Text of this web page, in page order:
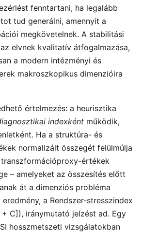
fenntartani, ha legalább
tud generálni, amennyit a
megkövetelnek. A stabilitási
elvnek kvalitatív átfogalmazása,
a modern intézményi és
makroszkopikus dimenzióira
értelmezés: a heurisztika
indexként működik,
Ha a struktúra- és
normalizált összegét felülmúlja
értékek
– amelyeket az összesítés előtt
át a dimenziós probléma
a Rendszer-stresszindex
C]), iránymutató jelzést ad. Egy
hosszmetszeti vizsgálatokban